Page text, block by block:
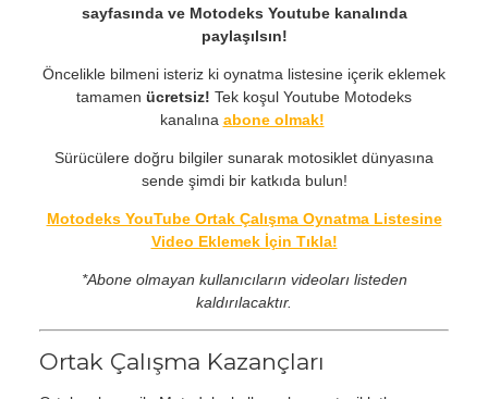
sayfasında ve Motodeks Youtube kanalında
paylaşılsın!
Öncelikle bilmeni isteriz ki oynatma listesine içerik eklemek
tamamen ücretsiz! Tek koşul Youtube Motodeks
kanalına abone olmak!
Sürücülere doğru bilgiler sunarak motosiklet dünyasına
sende şimdi bir katkıda bulun!
Motodeks YouTube Ortak Çalışma Oynatma Listesine
Video Eklemek İçin Tıkla!
*Abone olmayan kullanıcıların videoları listeden
kaldırılacaktır.
Ortak Çalışma Kazançları